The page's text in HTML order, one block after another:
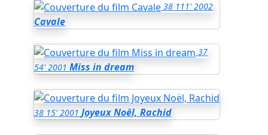
38 111' 2002
Cavale
37
54' 2001 Miss in dream
38 15' 2001 Joyeux Noël, Rachid